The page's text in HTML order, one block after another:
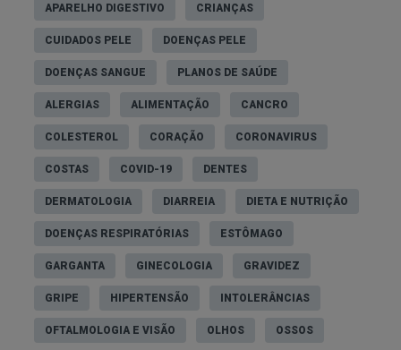
APARELHO DIGESTIVO CRIANÇAS
CUIDADOS PELE DOENÇAS PELE
DOENÇAS SANGUE PLANOS DE SAÚDE
ALERGIAS ALIMENTAÇÃO CANCRO
COLESTEROL CORAÇÃO CORONAVIRUS
COSTAS COVID-19 DENTES
DERMATOLOGIA DIARREIA DIETA E NUTRIÇÃO
DOENÇAS RESPIRATÓRIAS ESTÔMAGO
GARGANTA GINECOLOGIA GRAVIDEZ
GRIPE HIPERTENSÃO INTOLERÂNCIAS
OFTALMOLOGIA E VISÃO OLHOS OSSOS